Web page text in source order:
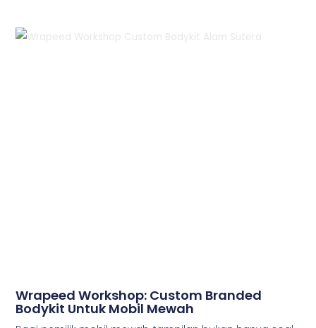
Wrapeed Workshop: Custom Branded
Bodykit Untuk Mobil Mewah